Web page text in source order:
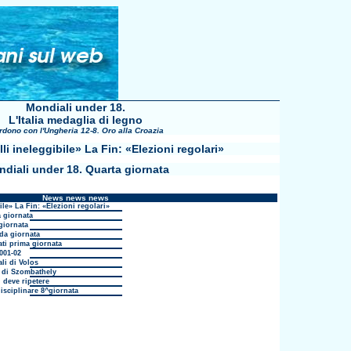
Mondiali under 18.
L'Italia medaglia di legno
con l'Ungheria 12-8. Oro alla Croazia
ineleggibile» La Fin: «Elezioni regolari»
under 18. Quarta giornata
News news news
La Fin: «Elezioni regolari»
giornata
giornata
prima giornata
02
di Volos
Szombathely
deve ripetere
8^giornata